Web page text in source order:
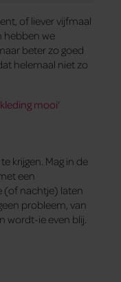
of liever vijfmaal
hebben we
beter zo goed
helemaal niet zo
mooi‘
krijgen. Mag in de
een
(of nachtje) laten
probleem, van
wordt-ie even blij.